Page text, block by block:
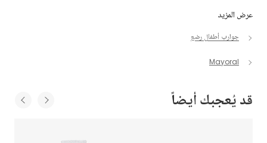
عرض المزيد
جوارب أطفال رضع
Mayoral
قد يُعجبك أيضاً